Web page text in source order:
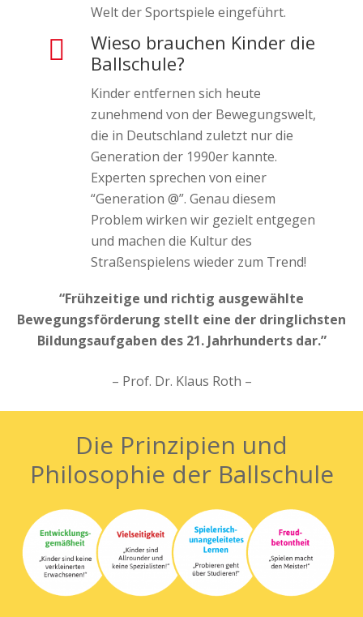
Welt der Sportspiele eingeführt.
Wieso brauchen Kinder die
Ballschule?
Kinder entfernen sich heute
zunehmend von der Bewegungswelt,
die in Deutschland zuletzt nur die
Generation der 1990er kannte.
Experten sprechen von einer
“Generation @”. Genau diesem
Problem wirken wir gezielt entgegen
und machen die Kultur des
Straßenspielens wieder zum Trend!
“Frühzeitige und richtig ausgewählte
Bewegungsförderung stellt eine der dringlichsten
Bildungsaufgaben des 21. Jahrhunderts dar.”
– Prof. Dr. Klaus Roth –
Die Prinzipien und
Philosophie der Ballschule